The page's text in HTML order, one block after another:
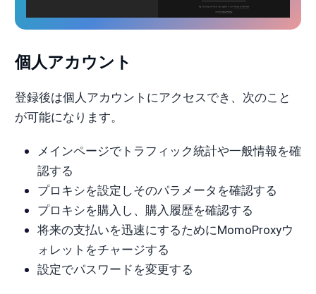
個人アカウント
登録後は個人アカウントにアクセスでき、次のこと
が可能になります。
メインページでトラフィック統計や一般情報を確
認する
プロキシを設定しそのパラメータを確認する
プロキシを購入し、購入履歴を確認する
将来の支払いを迅速にするためにMomoProxyウ
ォレットをチャージする
設定でパスワードを変更する